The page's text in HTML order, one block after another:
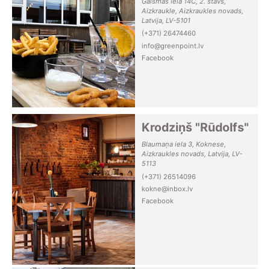
Aizkraukle, Aizkraukles novads,
Latvija, LV-5101
(+371) 26474460
info@greenpoint.lv
Facebook
Krodziņš "Rūdolfs"
Blaumaņa iela 3, Koknese,
Aizkraukles novads, Latvija, LV-
5113
(+371) 26514096
kokne@inbox.lv
Facebook